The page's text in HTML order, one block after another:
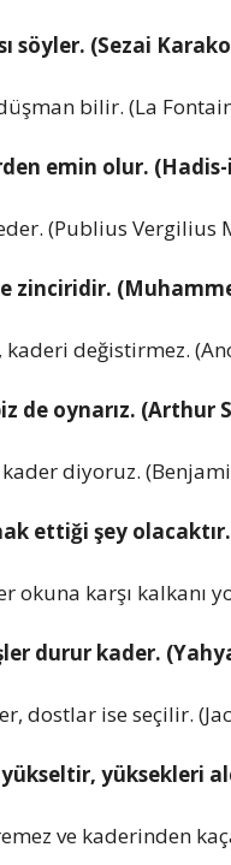
söyler. (Sezai
bilir. (La
emin olur.
(Publius Vergilius
zinciridir.
kaderi değistirmez.
de oynarız. (Arthur
diyoruz.
ettiği şey
okuna karşı kalkanı
durur kader.
dostlar ise seçilir.
yüksekleri
ve kaderinden